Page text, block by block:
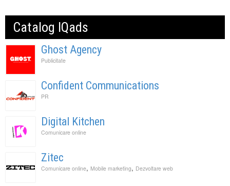
Catalog IQads
Ghost Agency
Publicitate
Confident Communications
PR
Digital Kitchen
Comunicare online
Zitec
Comunicare online, Mobile marketing, Dezvoltare web